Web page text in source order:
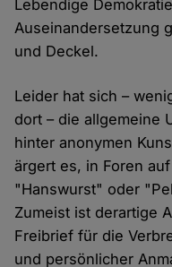
Lebendige
Auseinandersetzung
und Deckel.
Leider hat sich –
dort – die allgemeine
hinter anonymen
ärgert es, in Foren
"Hanswurst" oder
Zumeist ist derartige
Freibrief für die
und persönlicher